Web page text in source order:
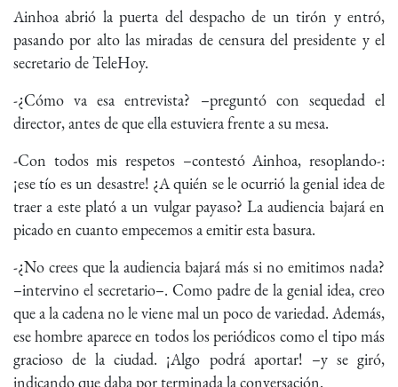
Ainhoa abrió la puerta del despacho de un tirón y entró,
pasando por alto las miradas de censura del presidente y el
secretario de TeleHoy.
-¿Cómo va esa entrevista? –preguntó con sequedad el
director, antes de que ella estuviera frente a su mesa.
-Con todos mis respetos –contestó Ainhoa, resoplando-:
¡ese tío es un desastre! ¿A quién se le ocurrió la genial idea de
traer a este plató a un vulgar payaso? La audiencia bajará en
picado en cuanto empecemos a emitir esta basura.
-¿No crees que la audiencia bajará más si no emitimos nada?
–intervino el secretario–. Como padre de la genial idea, creo
que a la cadena no le viene mal un poco de variedad. Además,
ese hombre aparece en todos los periódicos como el tipo más
gracioso de la ciudad. ¡Algo podrá aportar! –y se giró,
indicando que daba por terminada la conversación.